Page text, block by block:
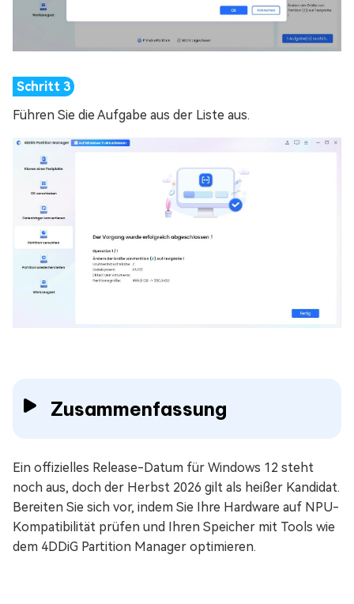
Führen Sie die Aufgabe aus der Liste aus.
Zusammenfassung
Ein offizielles Release-Datum für Windows 12 steht
noch aus, doch der Herbst 2026 gilt als heißer Kandidat.
Bereiten Sie sich vor, indem Sie Ihre Hardware auf NPU-
Kompatibilität prüfen und Ihren Speicher mit Tools wie
dem 4DDiG Partition Manager optimieren.